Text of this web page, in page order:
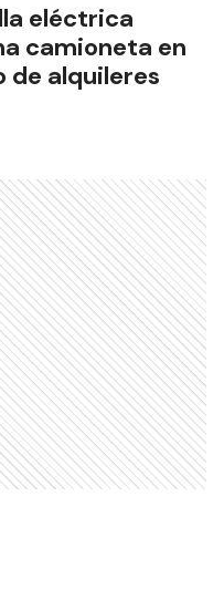
eléctrica
camioneta en
de alquileres